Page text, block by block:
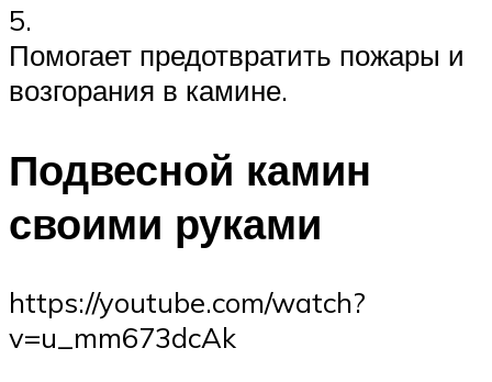
5.
Помогает предотвратить пожары и
возгорания в камине.
Подвесной камин
своими руками
https://youtube.com/watch?
v=u_mm673dcAk